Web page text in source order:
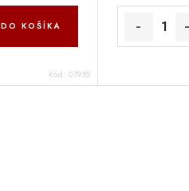
DO KOŠÍKA
Kód: 07955